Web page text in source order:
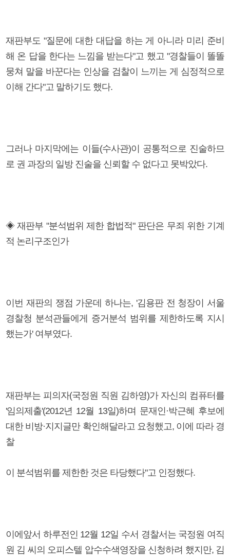
재판부도 "질문에 대한 대답을 하는 게 아니라 미리 준비
해 온 답을 한다는 느낌을 받는다"고 했고 "경찰들이 똘똘
뭉쳐 말을 바꾼다는 인상을 검찰이 느끼는 게 심정적으로
이해 간다"고 말하기도 했다.
그러나 마지막에는 이들(수사관)이 공통적으로 진술하므
로 권 과장의 일방 진술을 신뢰할 수 없다고 못박았다.
◈ 재판부 "분석범위 제한 합법적" 판단은 무죄 위한 기계
적 논리구조인가
이번 재판의 쟁점 가운데 하나는, '김용판 전 청장이 서울
경찰청 분석관들에게 증거분석 범위를 제한하도록 지시
했는가' 여부였다.
재판부는 피의자(국정원 직원 김하영)가 자신의 컴퓨터를
'임의제출'(2012년 12월 13일)하며 문재인·박근혜 후보에
대한 비방·지지글만 확인해달라고 요청했고, 이에 따라 경
찰
이 분석범위를 제한한 것은 타당했다"고 인정했다.
이에앞서 하루전인 12월 12일 수서 경찰서는 국정원 여직
원 김 씨의 오피스텔 압수수색영장을 신청하려 했지만, 김